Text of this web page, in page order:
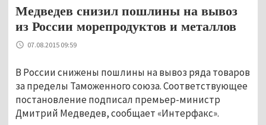
Медведев снизил пошлины на вывоз
из России морепродуктов и металлов
07.08.2015 09:59
В России снижены пошлины на вывоз ряда товаров
за пределы Таможенного союза. Соответствующее
постановление подписал премьер-министр
Дмитрий Медведев, сообщает «Интерфакс».